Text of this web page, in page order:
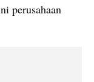
perusahaan